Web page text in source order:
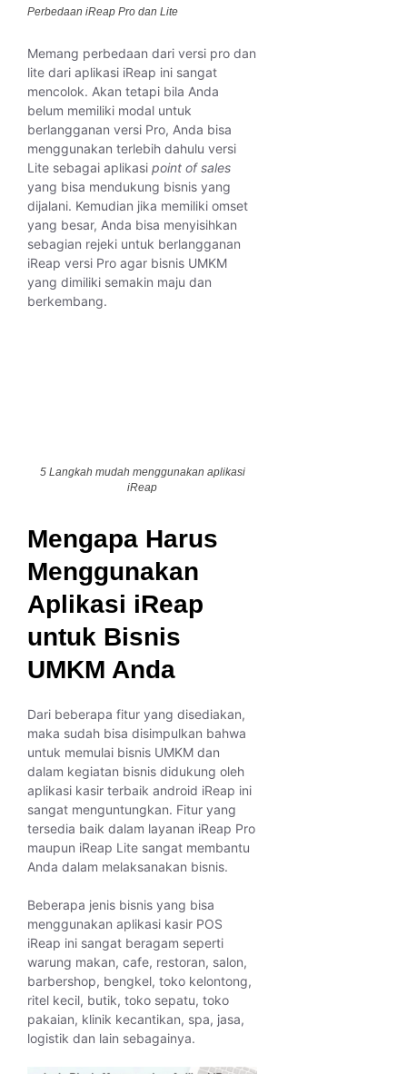
Perbedaan iReap Pro dan Lite
Memang perbedaan dari versi pro dan
lite dari aplikasi iReap ini sangat
mencolok. Akan tetapi bila Anda
belum memiliki modal untuk
berlangganan versi Pro, Anda bisa
menggunakan terlebih dahulu versi
Lite sebagai aplikasi point of sales
yang bisa mendukung bisnis yang
dijalani. Kemudian jika memiliki omset
yang besar, Anda bisa menyisihkan
sebagian rejeki untuk berlangganan
iReap versi Pro agar bisnis UMKM
yang dimiliki semakin maju dan
berkembang.
5 Langkah mudah menggunakan aplikasi
iReap
Mengapa Harus
Menggunakan
Aplikasi iReap
untuk Bisnis
UMKM Anda
Dari beberapa fitur yang disediakan,
maka sudah bisa disimpulkan bahwa
untuk memulai bisnis UMKM dan
dalam kegiatan bisnis didukung oleh
aplikasi kasir terbaik android iReap ini
sangat menguntungkan. Fitur yang
tersedia baik dalam layanan iReap Pro
maupun iReap Lite sangat membantu
Anda dalam melaksanakan bisnis.
Beberapa jenis bisnis yang bisa
menggunakan aplikasi kasir POS
iReap ini sangat beragam seperti
warung makan, cafe, restoran, salon,
barbershop, bengkel, toko kelontong,
ritel kecil, butik, toko sepatu, toko
pakaian, klinik kecantikan, spa, jasa,
logistik dan lain sebagainya.